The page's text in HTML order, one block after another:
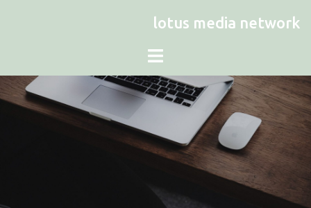
lotus media network